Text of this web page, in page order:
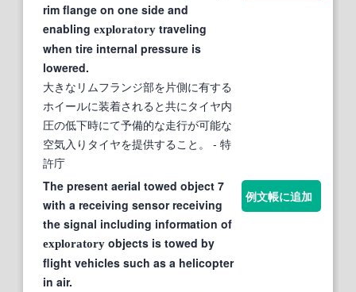
rim flange on one side and
enabling exploratory traveling
when tire internal pressure is
lowered.
大きなリムフランジ部を片側に有する
ホイールに装着されると共にタイヤ内
圧の低下時にて予備的な走行が可能な
空気入りタイヤを提供すること。
- 特
許庁
The present aerial towed object 7
with a receiving sensor receiving
the signal including information of
exploratory objects is towed by
flight vehicles such as a helicopter
in air.
例文帳に追加